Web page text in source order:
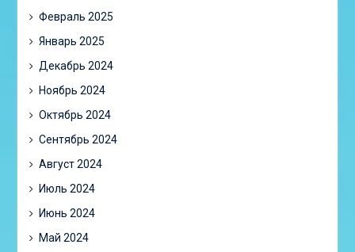
Февраль 2025
Январь 2025
Декабрь 2024
Ноябрь 2024
Октябрь 2024
Сентябрь 2024
Август 2024
Июль 2024
Июнь 2024
Май 2024